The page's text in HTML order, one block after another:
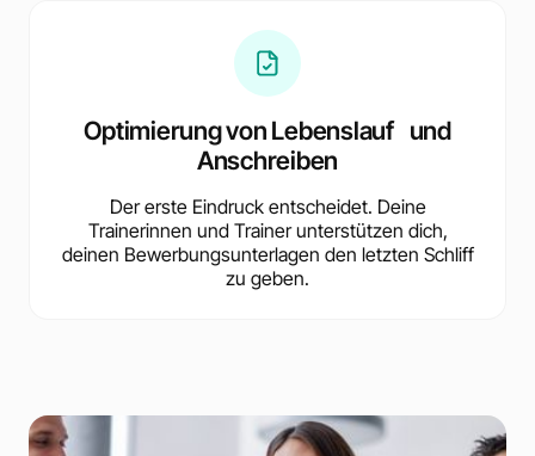
Optimierung von Lebenslauf und
Anschreiben
Der erste Eindruck entscheidet. Deine
Trainerinnen und Trainer unterstützen dich,
deinen Bewerbungsunterlagen den letzten Schliff
zu geben.